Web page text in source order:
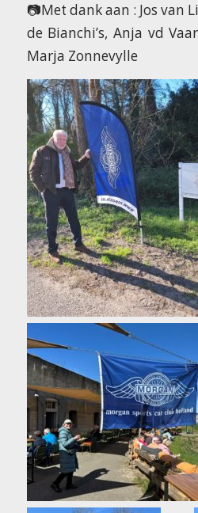
📷Met dank aan : Jos van
de Bianchi’s, Anja vd
Marja Zonnevylle